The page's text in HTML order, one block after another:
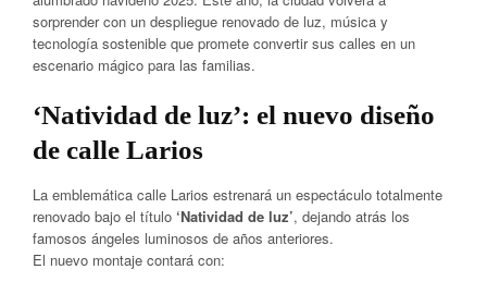
sorprender con un despliegue renovado de luz, música y
tecnología sostenible que promete convertir sus calles en un
escenario mágico para las familias.
‘Natividad de luz’: el nuevo diseño
de calle Larios
La emblemática calle Larios estrenará un espectáculo totalmente
renovado bajo el título ‘Natividad de luz’, dejando atrás los
famosos ángeles luminosos de años anteriores.
El nuevo montaje contará con: